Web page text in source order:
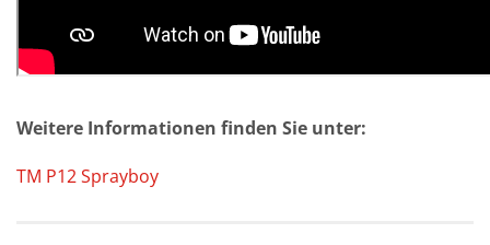
Weitere Informationen finden Sie unter:
TM P12 Sprayboy